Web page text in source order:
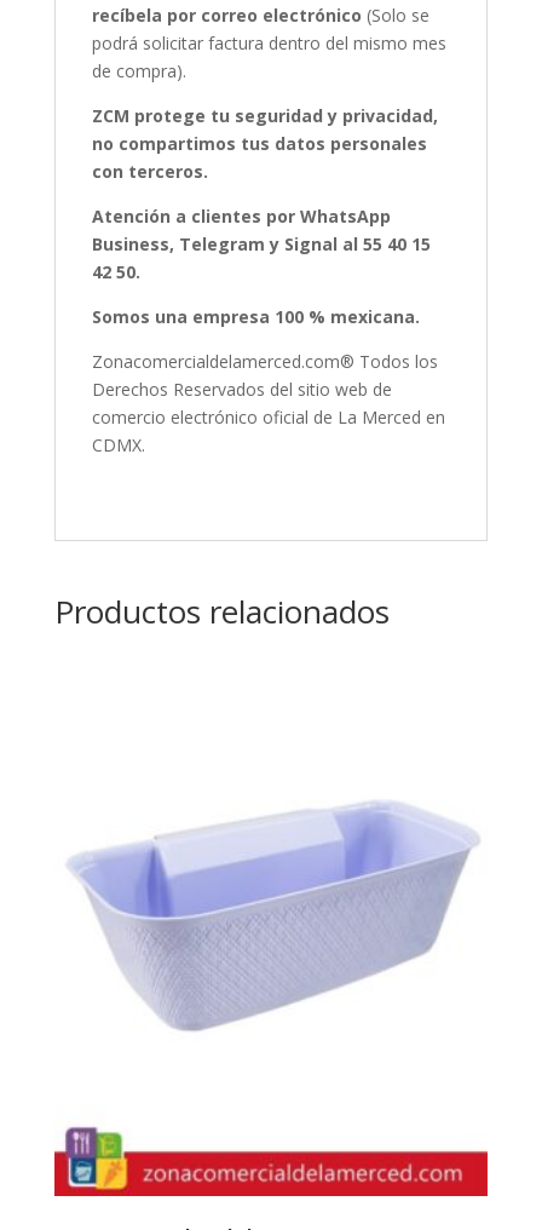
recíbela por correo electrónico (Solo se
podrá solicitar factura dentro del mismo mes
de compra).
ZCM protege tu seguridad y privacidad,
no compartimos tus datos personales
con terceros.
Atención a clientes por WhatsApp
Business, Telegram y Signal al 55 40 15
42 50.
Somos una empresa 100 % mexicana.
Zonacomercialdelamerced.com® Todos los
Derechos Reservados del sitio web de
comercio electrónico oficial de La Merced en
CDMX.
Productos relacionados